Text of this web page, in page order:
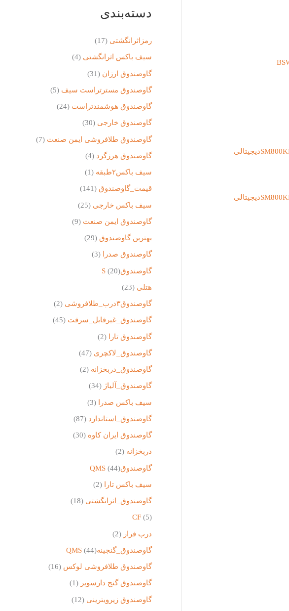
دسته‌بندی
رمزاثرانگشتی (17)
سیف باکس اثرانگشتی (4)
گاوصندوق ارزان (31)
گاوصندوق مسترتراست سیف (5)
گاوصندوق هوشمندتراست (24)
گاوصندوق خارجی (30)
گاوصندوق طلافروشی ایمن صنعت (7)
گاوصندوق هرزگرد (4)
سیف باکس۲طبقه (1)
قیمت_گاوصندوق (141)
سیف باکس خارجی (25)
گاوصندوق ایمن صنعت (9)
بهترین گاوصندوق (29)
گاوصندوق صدرا (3)
گاوصندوقS(20)
هتلی (23)
گاوصندوق۳درب_طلافروشی (2)
گاوصندوق_غیرقابل_سرقت (45)
گاوصندوق تارا (2)
گاوصندوق_لاکچری (47)
گاوصندوق_دربخزانه (2)
گاوصندوق_آلیاژ (34)
سیف باکس صدرا (3)
گاوصندوق_استاندارد (87)
گاوصندوق ایران کاوه (30)
دربخزانه (2)
گاوصندوقQMS(44)
سیف باکس تارا (2)
گاوصندوق_اثرانگشتی (18)
CF (5)
درب فرار (2)
گاوصندوق_گنجینهQMS(44)
گاوصندوق طلافروشی لوکس (16)
گاوصندوق گنج دارسوپر (1)
گاوصندوق زیرویترینی (12)
0
ب
و
.
.